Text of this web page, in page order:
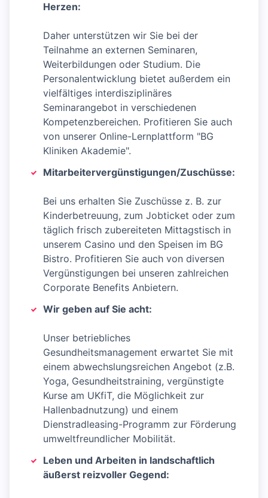
Herzen:
Daher unterstützen wir Sie bei der
Teilnahme an externen Seminaren,
Weiterbildungen oder Studium. Die
Personalentwicklung bietet außerdem ein
vielfältiges interdisziplinäres
Seminarangebot in verschiedenen
Kompetenzbereichen. Profitieren Sie auch
von unserer Online-Lernplattform "BG
Kliniken Akademie".
Mitarbeitervergünstigungen/Zuschüsse:
Bei uns erhalten Sie Zuschüsse z. B. zur
Kinderbetreuung, zum Jobticket oder zum
täglich frisch zubereiteten Mittagstisch in
unserem Casino und den Speisen im BG
Bistro. Profitieren Sie auch von diversen
Vergünstigungen bei unseren zahlreichen
Corporate Benefits Anbietern.
Wir geben auf Sie acht:
Unser betriebliches
Gesundheitsmanagement erwartet Sie mit
einem abwechslungsreichen Angebot (z.B.
Yoga, Gesundheitstraining, vergünstigte
Kurse am UKfiT, die Möglichkeit zur
Hallenbadnutzung) und einem
Dienstradleasing-Programm zur Förderung
umweltfreundlicher Mobilität.
Leben und Arbeiten in landschaftlich
äußerst reizvoller Gegend: